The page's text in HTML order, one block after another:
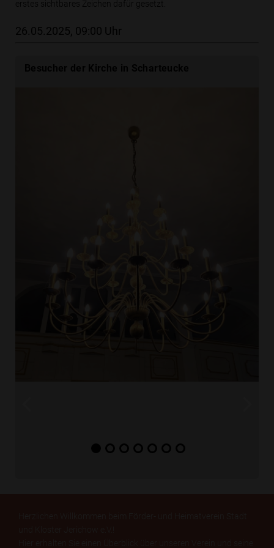
erstes sichtbares Zeichen dafür gesetzt.
26.05.2025, 09:00 Uhr